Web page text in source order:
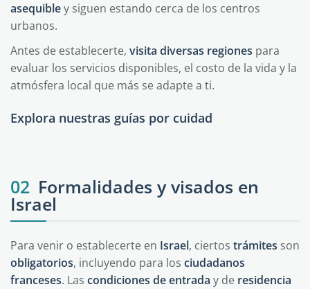
asequibley siguen estando cerca de los centros
urbanos.
Antes de establecerte, visita diversas regiones para
evaluar los servicios disponibles, el costo de la vida y la
atmósfera local que más se adapte a ti.
Explora nuestras guías por cuidad
Jerusalén Tel Aviv
02 Formalidades y visados en
Israel
Para venir o establecerte en Israel, ciertos trámites son
obligatorios, incluyendo para los ciudadanos
franceses. Las condiciones de entrada y de residencia